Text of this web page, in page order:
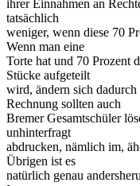
ihrer Einnahmen an
tatsächlich
weniger, wenn diese 70
Wenn man eine
Torte hat und 70 Prozent
Stücke aufgeteilt
wird, ändern sich dadurch
Rechnung sollten auch
Bremer Gesamtschüler
unhinterfragt
abdrucken, nämlich im,
Übrigen ist es
natürlich genau